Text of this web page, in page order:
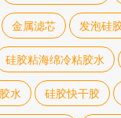
金属滤芯 发泡硅
硅胶粘海绵冷粘胶水
水 硅胶快干胶